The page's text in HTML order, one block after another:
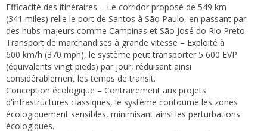
Efficacité des itinéraires – Le corridor proposé de 549 km
(341 miles) relie le port de Santos à São Paulo, en passant par
des hubs majeurs comme Campinas et São José do Rio Preto.
Transport de marchandises à grande vitesse – Exploité à
600 km/h (370 mph), le système peut transporter 5 600 EVP
(équivalents vingt pieds) par jour, réduisant ainsi
considérablement les temps de transit.
Conception écologique – Contrairement aux projets
d'infrastructures classiques, le système contourne les zones
écologiquement sensibles, minimisant ainsi les perturbations
écologiques.